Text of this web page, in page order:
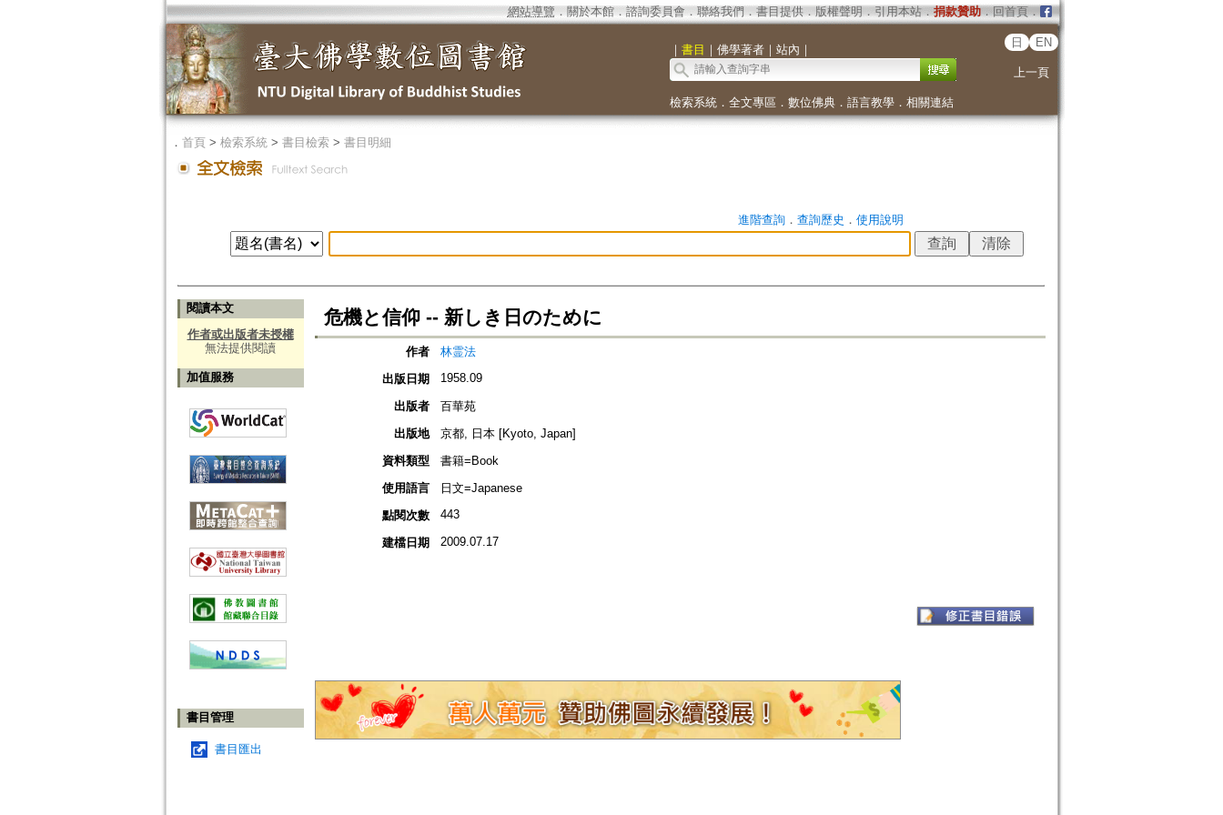
網站導覽 ． 關於本館． 諮詢委員會． 聯絡我們 ． 書目提供． 版權聲明 ． 引用本站． 捐款贊助．回首頁．
｜ 書目 ｜ 佛學著者｜ 站內 ｜
日 EN
上一頁
檢索系統． 全文專區 ． 數位佛典． 語言教學． 相關連結
． 首頁> 檢索系統> 書目檢索> 書目明細
進階查詢． 查詢歷史 ． 使用說明
閱讀本文
作者或出版者未授權
無法提供閱讀
加值服務
書目管理
書目匯出
危機と信仰 -- 新しき日のために
作者
林霊法
出版日期
1958.09
出版者
百華苑
出版地
京都, 日本 [Kyoto, Japan]
資料類型
書籍=Book
使用語言
日文=Japanese
點閱次數
443
建檔日期 2009.07.17